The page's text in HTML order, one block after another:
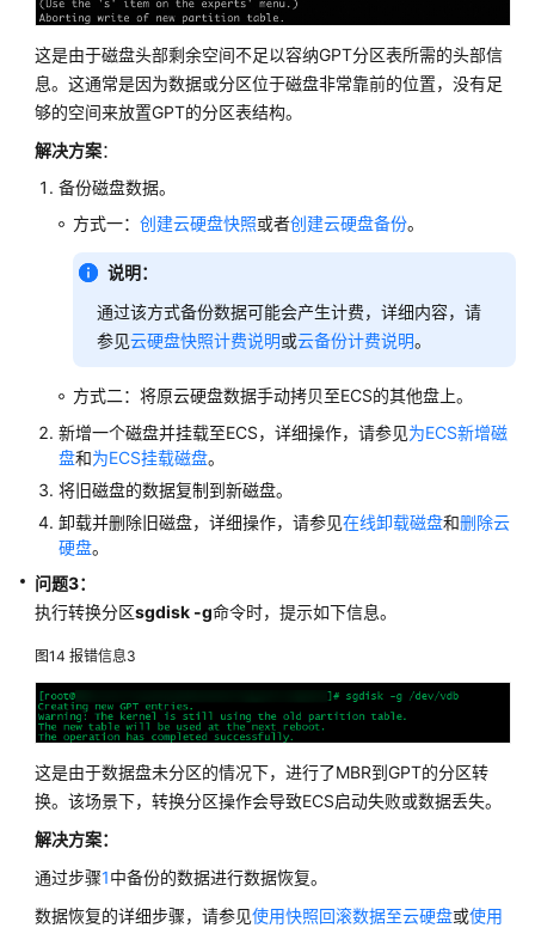
这是由于磁盘头部剩余空间不足以容纳GPT分区表所需的头部信
息。这通常是因为数据或分区位于磁盘非常靠前的位置，没有足
够的空间来放置GPT的分区表结构。
解决方案：
备份磁盘数据。
方式一： 创建云硬盘快照或者创建云硬盘备份。
说明：
通过该方式备份数据可能会产生计费，详细内容，请
参见云硬盘快照计费说明或云备份计费说明。
方式二：将原云硬盘数据手动拷贝至ECS的其他盘上。
新增一个磁盘并挂载至ECS，详细操作，请参见为ECS新增磁
盘和为ECS挂载磁盘。
将旧磁盘的数据复制到新磁盘。
卸载并删除旧磁盘，详细操作，请参见在线卸载磁盘和删除云
硬盘。
问题3：
执行转换分区sgdisk -g命令时，提示如下信息。
图14 报错信息3
这是由于数据盘未分区的情况下，进行了MBR到GPT的分区转
换。该场景下，转换分区操作会导致ECS启动失败或数据丢失。
解决方案：
通过步骤1中备份的数据进行数据恢复。
数据恢复的详细步骤，请参见使用快照回滚数据至云硬盘或使用